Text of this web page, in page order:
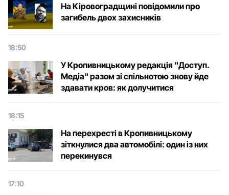
На Кіровоградщині повідомили про
загибель двох захисників
18:50
У Кропивницькому редакція "Доступ.
Медіа" разом зі спільнотою знову йде
здавати кров: як долучитися
18:15
На перехресті в Кропивницькому
зіткнулися два автомобілі: один із них
перекинувся
17:10